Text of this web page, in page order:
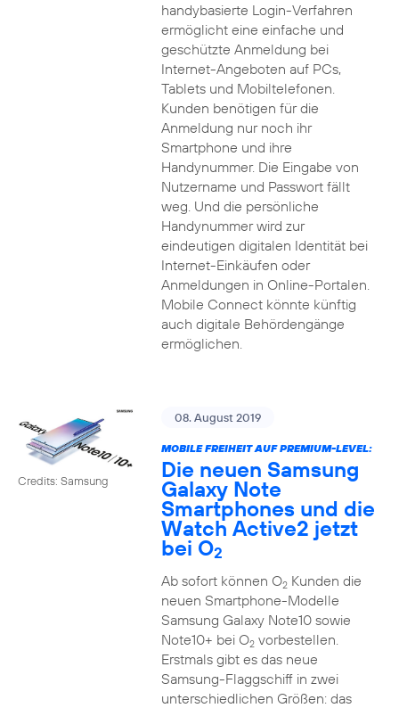
handybasierte Login-Verfahren
ermöglicht eine einfache und
geschützte Anmeldung bei
Internet-Angeboten auf PCs,
Tablets und Mobiltelefonen.
Kunden benötigen für die
Anmeldung nur noch ihr
Smartphone und ihre
Handynummer. Die Eingabe von
Nutzername und Passwort fällt
weg. Und die persönliche
Handynummer wird zur
eindeutigen digitalen Identität bei
Internet-Einkäufen oder
Anmeldungen in Online-Portalen.
Mobile Connect könnte künftig
auch digitale Behördengänge
ermöglichen.
Credits: Samsung
08. August 2019
MOBILE FREIHEIT AUF PREMIUM-LEVEL:
Die neuen Samsung
Galaxy Note
Smartphones und die
Watch Active2 jetzt
bei O2
Ab sofort können O2Kunden die
neuen Smartphone-Modelle
Samsung Galaxy Note10 sowie
Note10+ bei O2vorbestellen.
Erstmals gibt es das neue
Samsung-Flaggschiff in zwei
unterschiedlichen Größen: das